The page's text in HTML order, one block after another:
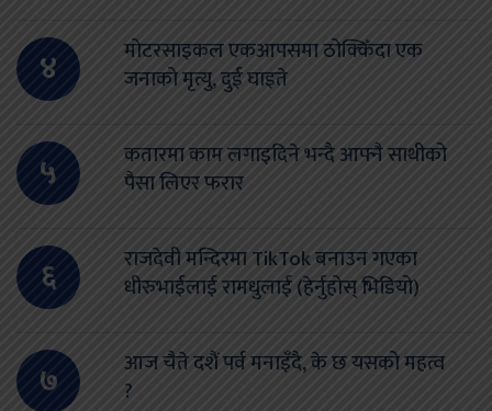
४
मोटरसाइकल एकआपसमा ठोक्किँदा एक
जनाको मृत्यु, दुई घाइते
५
कतारमा काम लगाइदिने भन्दै आफ्नै साथीको
पैसा लिएर फरार
६
राजदेवी मन्दिरमा TikTok बनाउन गएका
धीरुभाईलाई रामधुलाई (हेर्नुहोस् भिडियो)
७
आज चैते दशैं पर्व मनाइँदै, के छ यसको महत्व
?